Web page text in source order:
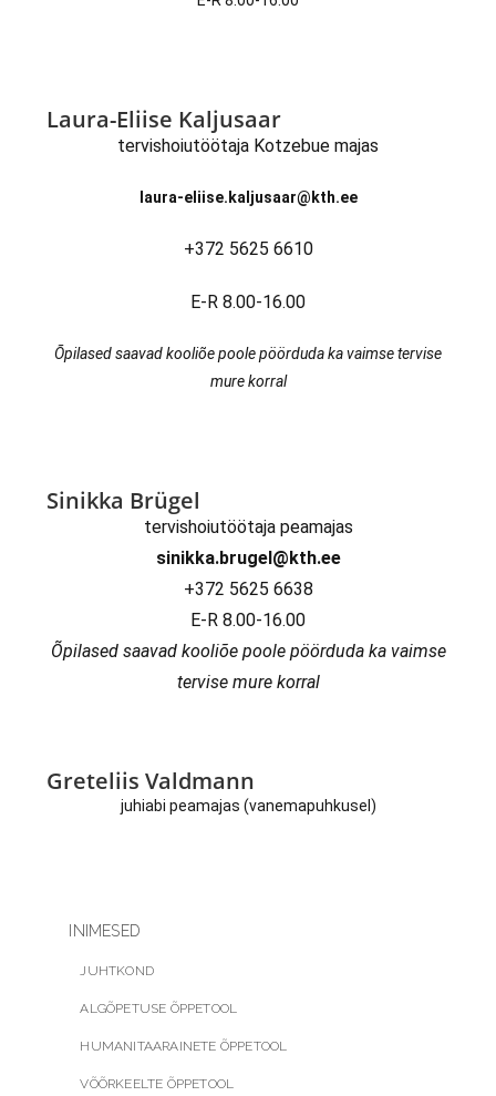
Laura-Eliise Kaljusaar
tervishoiutöötaja Kotzebue majas
laura-eliise.kaljusaar@kth.ee
+372 5625 6610
E-R 8.00-16.00
Õpilased saavad kooliõe poole pöörduda ka vaimse tervise
mure korral
Sinikka Brügel
tervishoiutöötaja peamajas
sinikka.brugel@kth.ee
+372 5625 6638
E-R 8.00-16.00
Õpilased saavad kooliõe poole pöörduda ka vaimse
tervise mure korral
Greteliis Valdmann
juhiabi peamajas (vanemapuhkusel)
INIMESED
JUHTKOND
ALGÕPETUSE ÕPPETOOL
HUMANITAARAINETE ÕPPETOOL
VÕÕRKEELTE ÕPPETOOL